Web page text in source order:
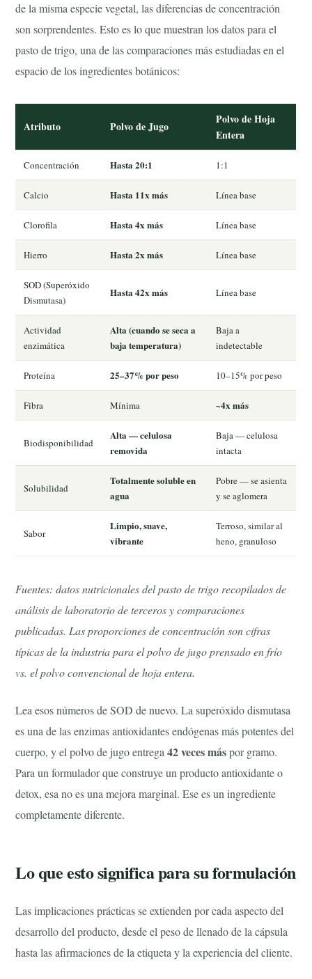
de la misma especie vegetal, las diferencias de concentración
son sorprendentes. Esto es lo que muestran los datos para el
pasto de trigo, una de las comparaciones más estudiadas en el
espacio de los ingredientes botánicos:
Atributo Polvo de Jugo
Polvo de Hoja
Entera
Concentración Hasta 20:1 1:1
Calcio Hasta 11x más Línea base
Clorofila Hasta 4x más Línea base
Hierro Hasta 2x más Línea base
SOD (Superóxido
Dismutasa)
Hasta 42x más Línea base
Actividad
enzimática
Alta (cuando se seca a
baja temperatura)
Baja a
indetectable
Proteína 25–37% por peso 10–15% por peso
Fibra Mínima ~4x más
Biodisponibilidad
Alta — celulosa
removida
Baja — celulosa
intacta
Solubilidad
Totalmente soluble en
agua
Pobre — se asienta
y se aglomera
Sabor
Limpio, suave,
vibrante
Terroso, similar al
heno, granuloso
Fuentes: datos nutricionales del pasto de trigo recopilados de
análisis de laboratorio de terceros y comparaciones
publicadas. Las proporciones de concentración son cifras
típicas de la industria para el polvo de jugo prensado en frío
vs. el polvo convencional de hoja entera.
Lea esos números de SOD de nuevo. La superóxido dismutasa
es una de las enzimas antioxidantes endógenas más potentes del
cuerpo, y el polvo de jugo entrega42 veces máspor gramo.
Para un formulador que construye un producto antioxidante o
detox, esa no es una mejora marginal. Ese es un ingrediente
completamente diferente.
Lo que esto significa para su formulación
Las implicaciones prácticas se extienden por cada aspecto del
desarrollo del producto, desde el peso de llenado de la cápsula
hasta las afirmaciones de la etiqueta y la experiencia del cliente.